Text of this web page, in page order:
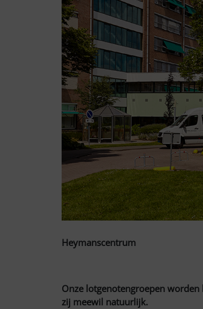
Heymanscentrum
Onze lotgenotengroepen
zij meewil natuurlijk.